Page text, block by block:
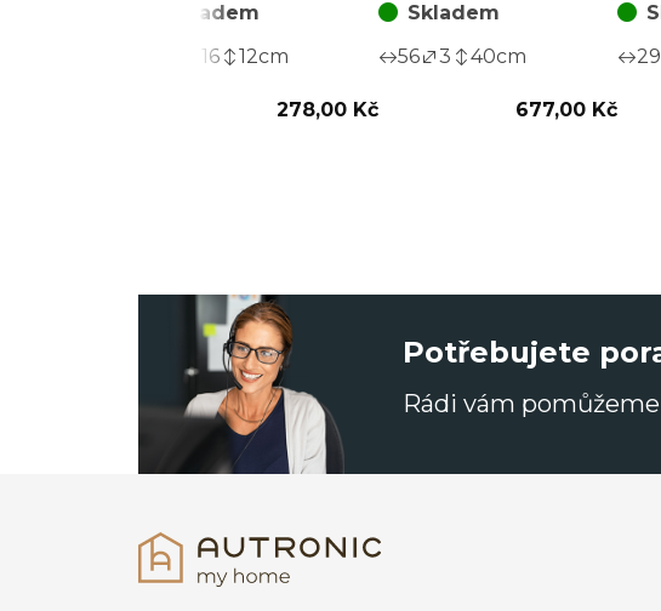
Skladem
16 12cm
278,00 Kč
Skladem
56
3 40cm
677,00 Kč
29
Potřebujete
Rádi vám pomůžeme